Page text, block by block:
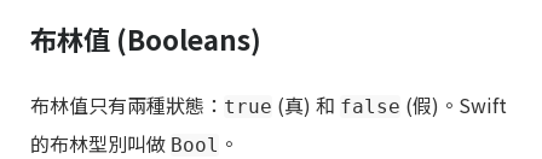
布林值 (Booleans)
布林值只有兩種狀態： true (真) 和 false (假)。Swift
的布林型別叫做 Bool 。